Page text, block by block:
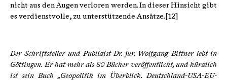
nicht aus den Augen verloren werden. In dieser Hinsicht gibt
es verdienstvolle, zu unterstützende Ansätze.[12]
Der Schriftsteller und Publizist Dr. jur. Wolfgang Bittnerlebt in
Göttingen. Er hat mehr als 80 Bücher veröffentlicht, und kürzlich
ist sein Buch „Geopolitik im Überblick. Deutschland-USA-EU-